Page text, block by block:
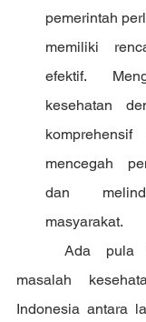
pemerintah
memiliki
efektif.
kesehatan
mencegah
dan
masyarakat.
masalah
Indonesia antara